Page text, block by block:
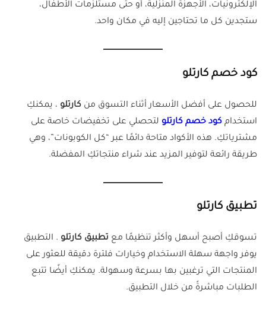
الإلكترونيات، الأجهزة المنزلية، أو حتى مستلزمات الأطفال،
ستجدين كل ما تحتاجين إليه في مكان واحد.
كود خصم كارتلو
للحصول على أفضل الأسعار أثناء التسوق من كارتلو ، يمكنكِ
استخدام كود خصم كارتلو لتحصلي على تخفيضات خاصة على
مشترياتكِ. هذه الأكواد متاحة دائمًا عبر “كل الكوبونات”، وهي
طريقة رائعة لتوفير المزيد عند شراء منتجاتكِ المفضلة.
تطبيق كارتلو
تسوقكِ أصبح أسهل وأكثر تنظيمًا مع تطبيق كارتلو . التطبيق
يوفر واجهة سهلة الاستخدام وخيارات فلترة دقيقة للعثور على
المنتجات التي ترغبين بها بسرعة وسهولة. يمكنكِ أيضًا تتبع
الطلبات مباشرةً من خلال التطبيق.